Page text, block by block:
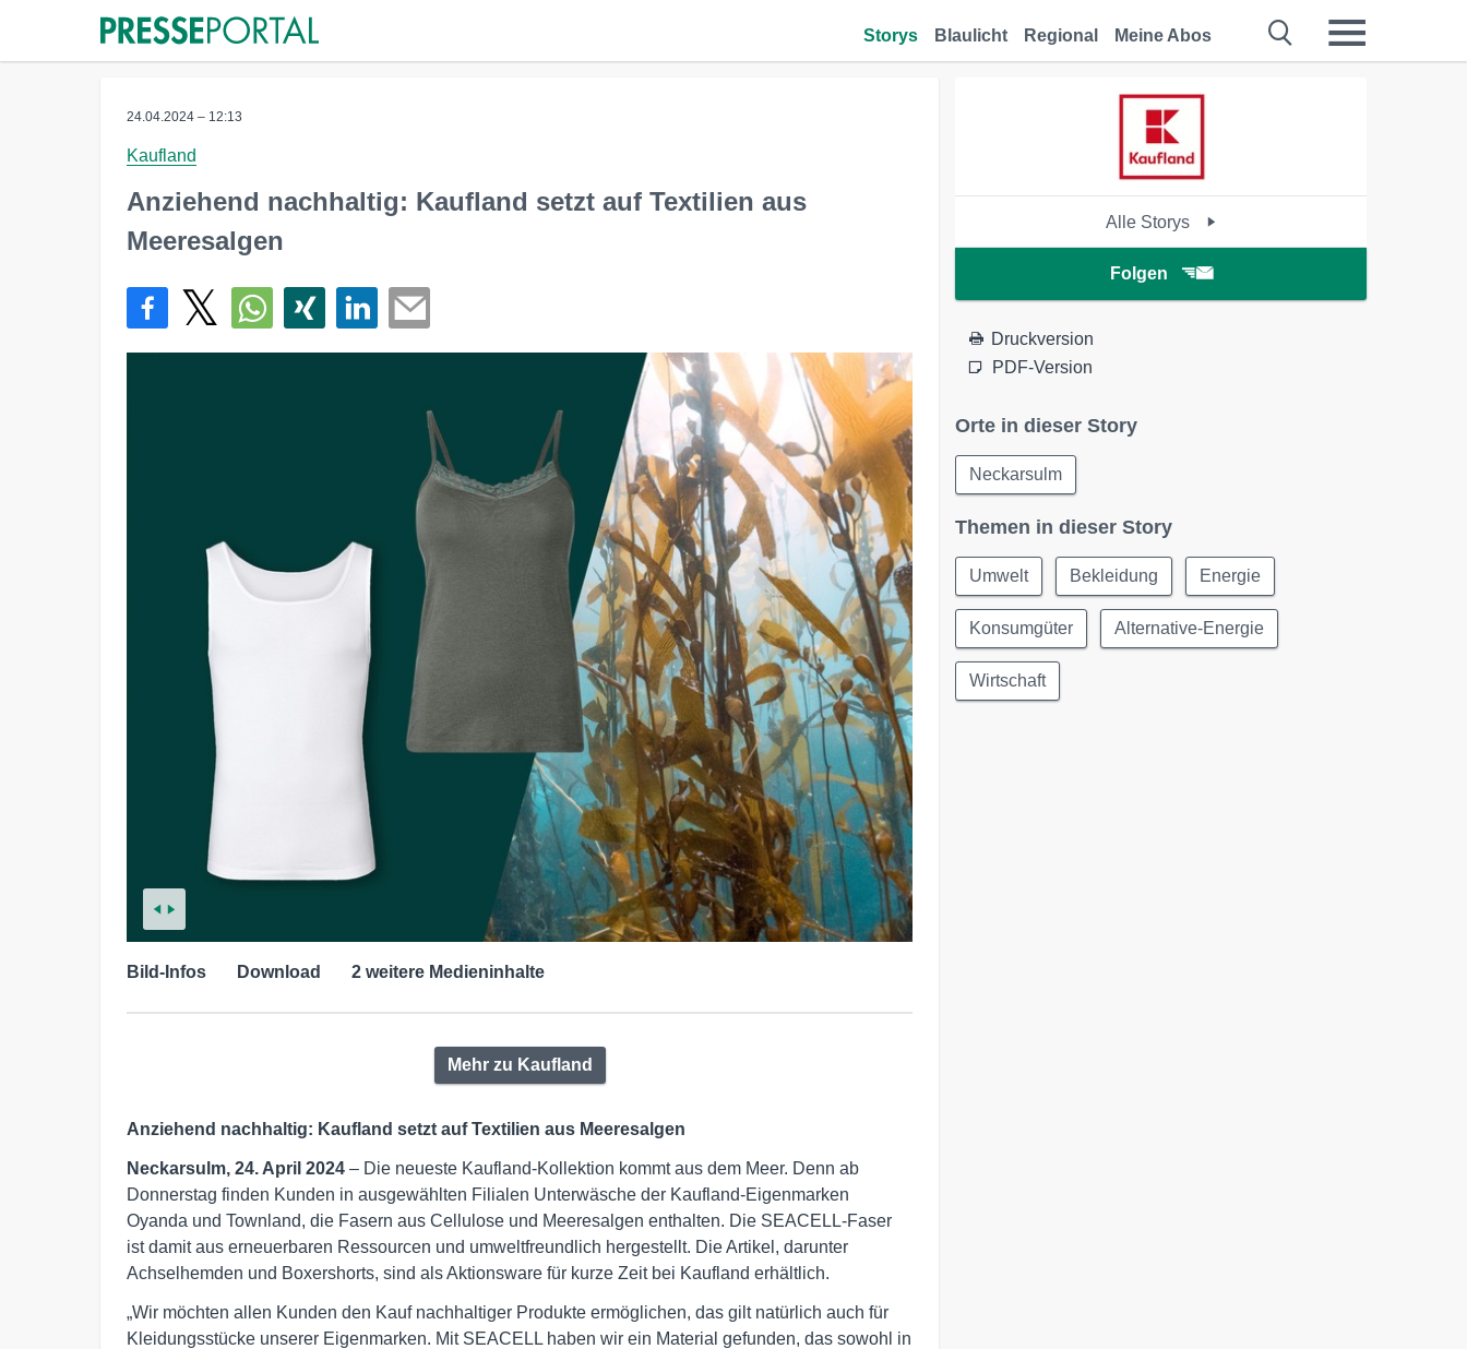
Storys Blaulicht Regional Meine Abos
24.04.2024 – 12:13
Kaufland
Anziehend nachhaltig: Kaufland setzt auf Textilien aus
Meeresalgen
Bild-Infos Download 2 weitere Medieninhalte
Mehr zu Kaufland
Anziehend nachhaltig: Kaufland setzt auf Textilien aus Meeresalgen
Neckarsulm, 24. April 2024 – Die neueste Kaufland-Kollektion kommt aus dem Meer. Denn ab
Donnerstag finden Kunden in ausgewählten Filialen Unterwäsche der Kaufland-Eigenmarken
Oyanda und Townland, die Fasern aus Cellulose und Meeresalgen enthalten. Die SEACELL-Faser
ist damit aus erneuerbaren Ressourcen und umweltfreundlich hergestellt. Die Artikel, darunter
Achselhemden und Boxershorts, sind als Aktionsware für kurze Zeit bei Kaufland erhältlich.
„Wir möchten allen Kunden den Kauf nachhaltiger Produkte ermöglichen, das gilt natürlich auch für
Kleidungsstücke unserer Eigenmarken. Mit SEACELL haben wir ein Material gefunden, das sowohl in
Alle Storys
Folgen
Druckversion
PDF-Version
Orte in dieser Story
Neckarsulm
Themen in dieser Story
Umwelt Bekleidung Energie
Konsumgüter Alternative-Energie
Wirtschaft